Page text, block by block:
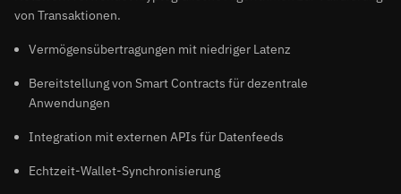
von Transaktionen.
Vermögensübertragungen mit niedriger Latenz
Bereitstellung von Smart Contracts für dezentrale
Anwendungen
Integration mit externen APIs für Datenfeeds
Echtzeit-Wallet-Synchronisierung